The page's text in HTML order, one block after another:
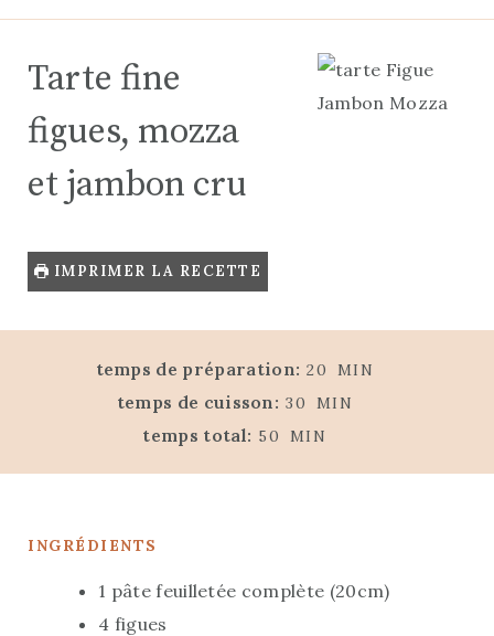
Tarte fine
figues, mozza
et jambon cru
IMPRIMER LA RECETTE
temps de préparation: 20 M
I
T
MIN
temps de cuisson: 30 M
I
MIN
temps total: 50 M
S
MIN
INGRÉDIENTS
1 pâte feuilletée complète (20cm)
4 figues